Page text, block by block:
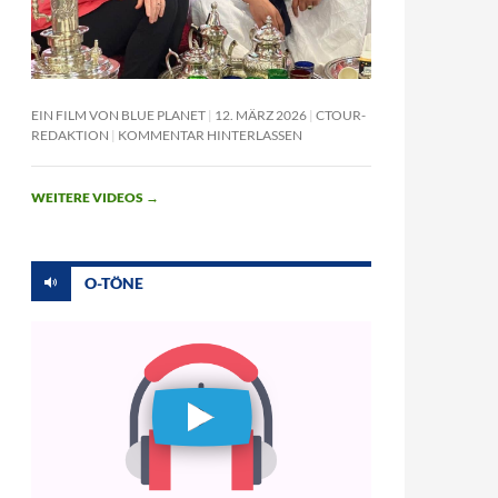
EIN FILM VON BLUE PLANET 12. MÄRZ 2026 CTOUR-
REDAKTION
KOMMENTAR HINTERLASSEN
WEITERE VIDEOS →
O-TÖNE